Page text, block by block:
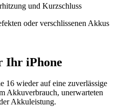
und Kurzschluss
oder verschlissenen Akkus
Ihr iPhone
16 wieder auf eine zuverlässige
Akkuverbrauch, unerwarteten
Akkuleistung.